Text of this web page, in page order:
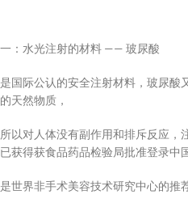
一：水光注射的材料 —— 玻尿酸
是国际公认的安全注射材料，玻尿酸
的天然物质，
所以对人体没有副作用和排斥反应，
已获得获食品药品检验局批准登录中国
是世界非手术美容技术研究中心的推